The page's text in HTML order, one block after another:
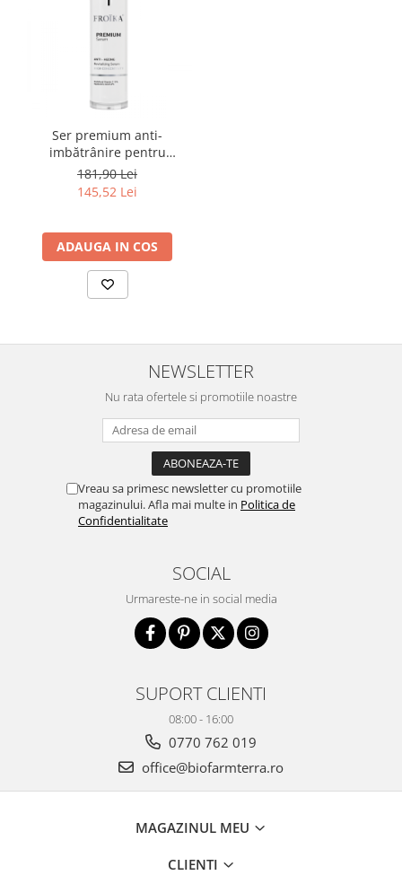
Ser premium anti-
imbătrânire pentru
regenerare totală Froika
Premium Serum
181,90 Lei
145,52 Lei
ADAUGA IN COS
NEWSLETTER
Nu rata ofertele si promotiile noastre
Vreau sa primesc newsletter cu promotiile
magazinului. Afla mai multe in Politica de
Confidentialitate
SOCIAL
Urmareste-ne in social media
SUPORT CLIENTI
08:00 - 16:00
0770 762 019
office@biofarmterra.ro
MAGAZINUL MEU
CLIENTI